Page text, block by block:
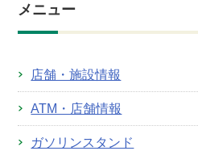
メニュー
店舗・施設情報
ATM・店舗情報
ガソリンスタンド